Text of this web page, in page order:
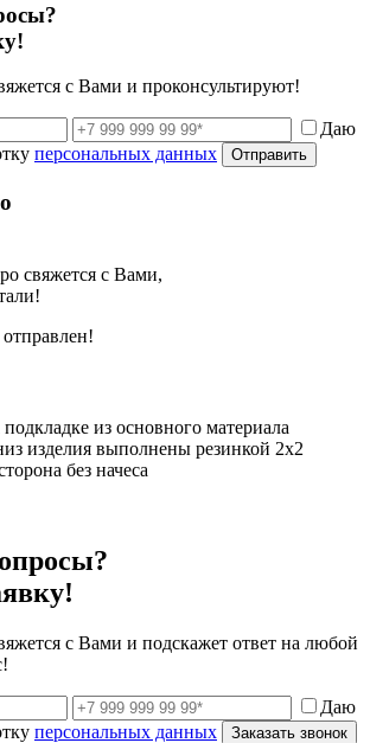
с Вами и проконсультируют!
Даю
персональных данных Отправить
свяжется с Вами,
из основного материала
изделия выполнены резинкой 2х2
без начеса
с Вами и подскажет ответ на любой
Даю
персональных данных Заказать звонок